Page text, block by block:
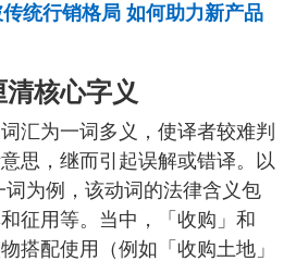
统行销格局 如何助力新产品
清核心字义
汇为一词多义，使译者较难判
思，继而引起误解或错译。以
为例，该动词的法律含义包
征用等。当中，「收购」和
搭配使用（例如「收购土地」